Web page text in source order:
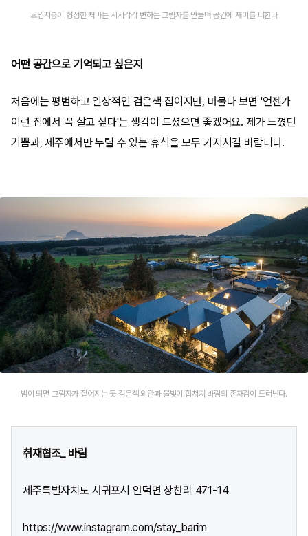
모임지붕이 형성한 처마는 시시각각 변하는 그림자를 만들며 공간에 재미를 더한다
어떤 공간으로 기억되고 싶은지
처음에는 평범하고 일상적인 검은색 집이지만, 머물다 보면 '언젠가
이런 집에서 꼭 살고 싶다'는 생각이 드셨으면 좋겠어요. 제가 느꼈던
기쁨과, 제주에서만 누릴 수 있는 휴식을 모두 가지시길 바랍니다.
밤이 되면 그림자가 짙어지는 듯 검은색 외관과 불빛이 합쳐져 바림의 존재감이 드러난다.
취재협조_ 바림
제주특별자치도 서귀포시 안덕면 상천리 471-14
https://www.instagram.com/stay_barim